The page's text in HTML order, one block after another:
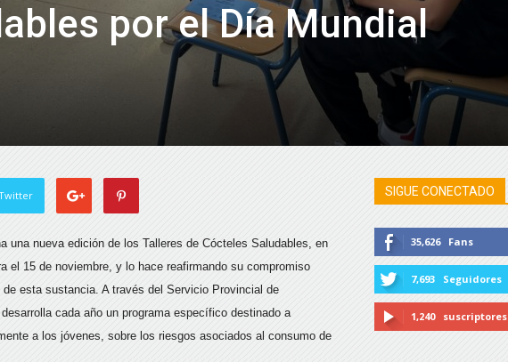
por el Día Mundial
una nueva edición de los Talleres de Cócteles Saludables, en
el 15 de noviembre, y lo hace reafirmando su compromiso
esta sustancia. A través del Servicio Provincial de
cada año un programa específico destinado a
a los jóvenes, sobre los riesgos asociados al consumo de
SIGUE CONECTADO
35,626 Fans
7,693 Seguidores
1,240 suscriptores